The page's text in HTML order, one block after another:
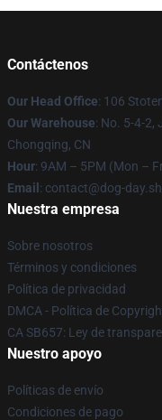
Contáctenos
Our Head Office: 106
Our Warehouse: No. 5-4-2,
Chongqing, CN
Hour: 9AM – 5PM (Mon –
Email : contact@dog-
Nuestra empresa
Sobre nosotros
Términos y condiciones
Política de privacidad
DMCA - Política de
CA SB657: Ley de
Nuestro apoyo
Políticas de envío
Condiciones de pago